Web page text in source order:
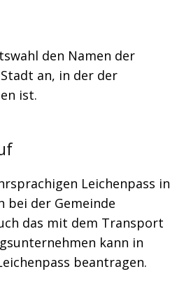
den Namen der
an, in der der
ist.
Leichenpass in
bei der Gemeinde
das mit dem Transport
kann in
beantragen.